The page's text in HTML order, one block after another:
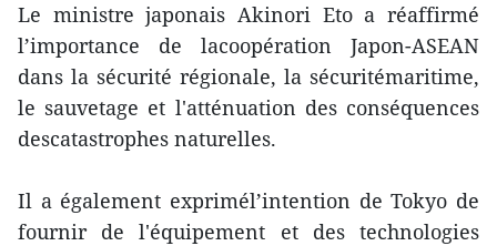
Le ministre japonais Akinori Eto a réaffirmé
l’importance de lacoopération Japon-ASEAN
dans la sécurité régionale, la sécuritémaritime,
le sauvetage et l'atténuation des conséquences
descatastrophes naturelles.
Il a également exprimél’intention de Tokyo de
fournir de l'équipement et des technologies